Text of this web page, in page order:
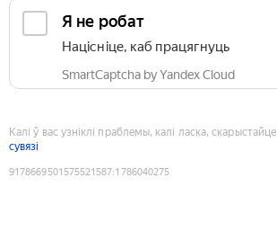
Я не робат
Націсніце, каб працягнуць
SmartCaptcha by Yandex Cloud
Калі ў вас узніклі праблемы, калі ласка, скарыстайце
сувязі
9178669501575521587:1786040275